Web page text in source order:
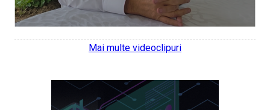
Mai multe videoclipuri